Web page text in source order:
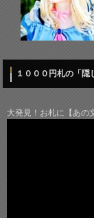
１０００円札の「隠
大発見！お札に【あの